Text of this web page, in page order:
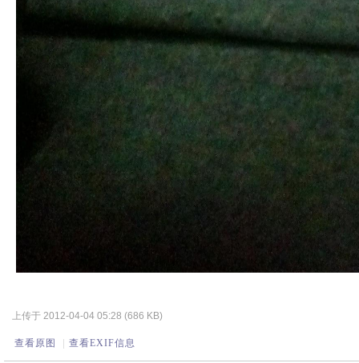
上传于 2012-04-04 05:28 (686 KB)
查看原图 | 查看EXIF信息